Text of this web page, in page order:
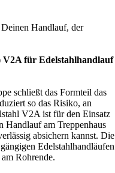
Handlauf, der
für Edelstahlhandlauf
schließt das Formteil das
so das Risiko, an
V2A ist für den Einsatz
Handlauf am Treppenhaus
absichern kannst. Die
Edelstahlhandläufen
Rohrende.